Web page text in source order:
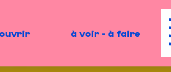
à voir - à faire